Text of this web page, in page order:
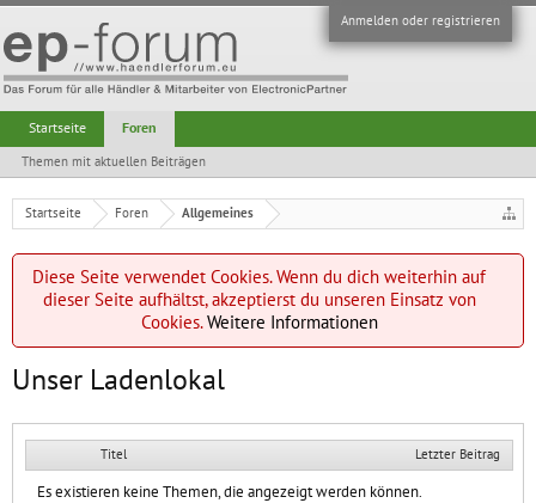
Anmelden oder registrieren
Startseite Foren Allgemeines
Diese Seite verwendet Cookies. Wenn du dich weiterhin auf
dieser Seite aufhältst, akzeptierst du unseren Einsatz von
Cookies.Weitere Informationen
Unser Ladenlokal
Titel Letzter Beitrag
Es existieren keine Themen, die angezeigt werden können.
Startseite Foren
Themen mit aktuellen Beiträgen